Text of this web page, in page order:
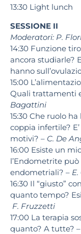
13:30 Light lunch
SESSIONE II
Moderatori: P.
14:30 Funzione
ancora studiarle?
hanno
15:00
Quali trattamenti
Bagattini
15:30 Che ruolo ha
coppia infertile?
motivi? – C. De
16:00 Esiste un
l’Endometrite
endometriali? –
16:30 Il “giusto”
quanto tempo?
F. Fruzzetti
17:00 La terapia
quanto? A tutte? –